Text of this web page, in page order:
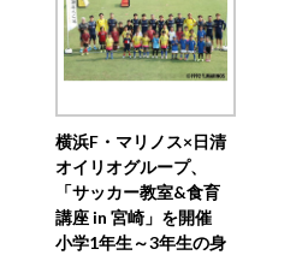
横浜F・マリノス×日清
オイリオグループ、
「サッカー教室&食育
講座 in 宮崎」を開催
小学1年生～3年生の身